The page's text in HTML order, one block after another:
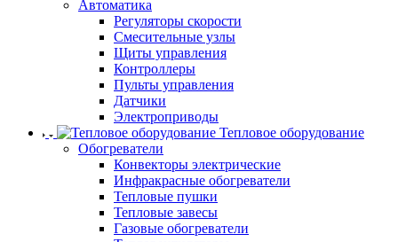
Автоматика
Регуляторы скорости
Смесительные узлы
Щиты управления
Контроллеры
Пульты управления
Датчики
Электроприводы
Тепловое оборудование
Обогреватели
Конвекторы электрические
Инфракрасные обогреватели
Тепловые пушки
Тепловые завесы
Газовые обогреватели